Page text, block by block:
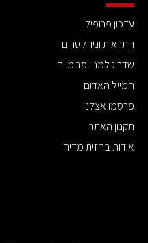
עדכון פרופיל
התראות וניוזלטרים
שדרוג למנוי פרימיום
המייל האדום
פרסמו אצלנו
תקנון האתר
אודות בחזית מדיה